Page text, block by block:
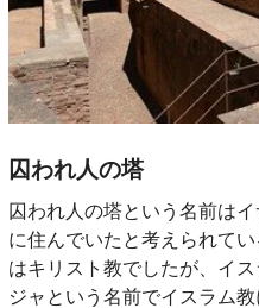
囚われ人の塔
囚われ人の塔という名前は
に住んでいたと考えられて
はキリスト教でしたが、イ
ジャという名前でイスラム